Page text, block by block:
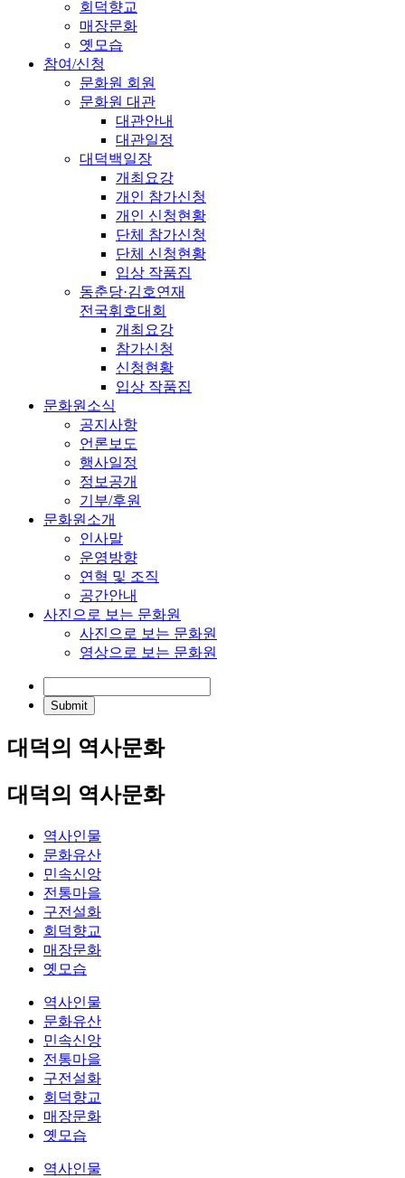
회덕향교
매장문화
옛모습
참여/신청
문화원 회원
문화원 대관
대관안내
대관일정
대덕백일장
개최요강
개인 참가신청
개인 신청현황
단체 참가신청
단체 신청현황
입상 작품집
동춘당·김호연재
전국휘호대회
개최요강
참가신청
신청현황
입상 작품집
문화원소식
공지사항
언론보도
행사일정
정보공개
기부/후원
문화원소개
인사말
운영방향
연혁 및 조직
공간안내
사진으로 보는 문화원
사진으로 보는 문화원
영상으로 보는 문화원
대덕의 역사문화
대덕의 역사문화
역사인물
문화유산
민속신앙
전통마을
구전설화
회덕향교
매장문화
옛모습
역사인물
문화유산
민속신앙
전통마을
구전설화
회덕향교
매장문화
옛모습
역사인물